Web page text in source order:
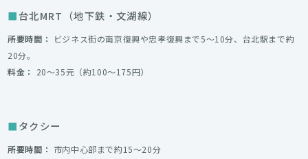
台北MRT（地下鉄・文湖線）
所要時間：
ビジネス街の南京復興や忠孝復興まで5〜10分、台北駅まで約
20分。
料金：
20〜35元（約100〜175円）
タクシー
所要時間： 市内中心部まで約15〜20分